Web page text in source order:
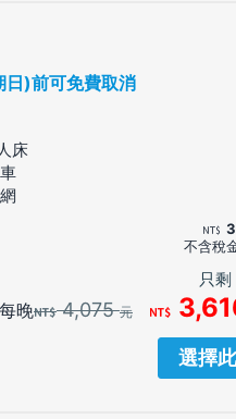
)前可免費取消
床
不含稅
只
每晚 4,075元
選擇